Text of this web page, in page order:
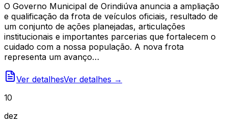
O Governo Municipal de Orindiúva anuncia a ampliação
e qualificação da frota de veículos oficiais, resultado de
um conjunto de ações planejadas, articulações
institucionais e importantes parcerias que fortalecem o
cuidado com a nossa população. A nova frota
representa um avanço…
Ver detalhesVer detalhes →
10
dez